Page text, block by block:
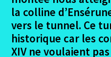
la colline
vers le tunnel. Ce
historique car les
XIV ne voulaient